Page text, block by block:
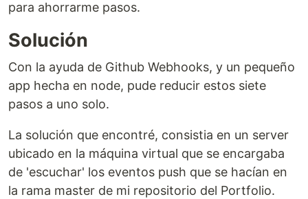
para ahorrarme pasos.
Solución
Con la ayuda de Github Webhooks, y un pequeño
app hecha en node, pude reducir estos siete
pasos a uno solo.
La solución que encontré, consistia en un server
ubicado en la máquina virtual que se encargaba
de 'escuchar' los eventos push que se hacían en
la rama master de mi repositorio del Portfolio.